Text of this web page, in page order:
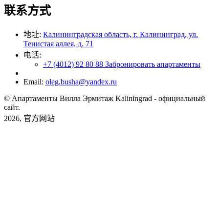
联系方式
地址: Калининградская область, г. Калининград, ул.
Тенистая аллея, д. 71
电话:
+7 (4012) 92 80 88 Забронировать апартаменты
Email: oleg.busha@yandex.ru
© Апартаменты Вилла Эрмитаж Kaliningrad - официальный
сайт.
2026, 官方网站